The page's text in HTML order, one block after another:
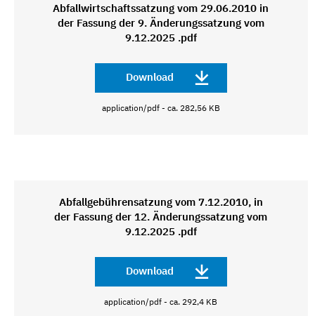
Abfallwirtschaftssatzung vom 29.06.2010 in
der Fassung der 9. Änderungssatzung vom
9.12.2025 .pdf
Download
application/pdf - ca. 282,56 KB
Abfallgebührensatzung vom 7.12.2010, in
der Fassung der 12. Änderungssatzung vom
9.12.2025 .pdf
Download
application/pdf - ca. 292,4 KB